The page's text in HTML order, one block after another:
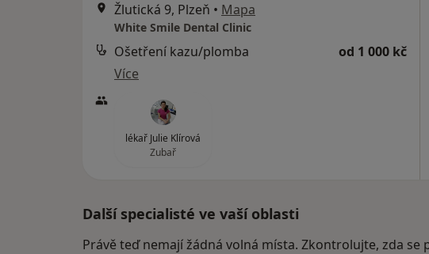
Žlutická 9, Plzeň • Mapa
White Smile Dental Clinic
Ošetření kazu/plomba
od 1 000 kč
Více
lékař Julie Klírová
Zubař
Další specialisté ve vaší oblasti
Právě teď nemají žádná volná místa. Zkontrolujte, zda se